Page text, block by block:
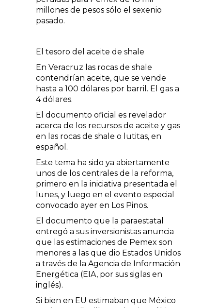
millones de pesos sólo el sexenio
pasado.
El tesoro del aceite de shale
En Veracruz las rocas de shale
contendrían aceite, que se vende
hasta a 100 dólares por barril. El gas a
4 dólares.
El documento oficial es revelador
acerca de los recursos de aceite y gas
en las rocas de shale o lutitas, en
español.
Este tema ha sido ya abiertamente
unos de los centrales de la reforma,
primero en la iniciativa presentada el
lunes, y luego en el evento especial
convocado ayer en Los Pinos.
El documento que la paraestatal
entregó a sus inversionistas anuncia
que las estimaciones de Pemex son
menores a las que dio Estados Unidos
a través de la Agencia de Información
Energética (EIA, por sus siglas en
inglés).
Si bien en EU estimaban que México